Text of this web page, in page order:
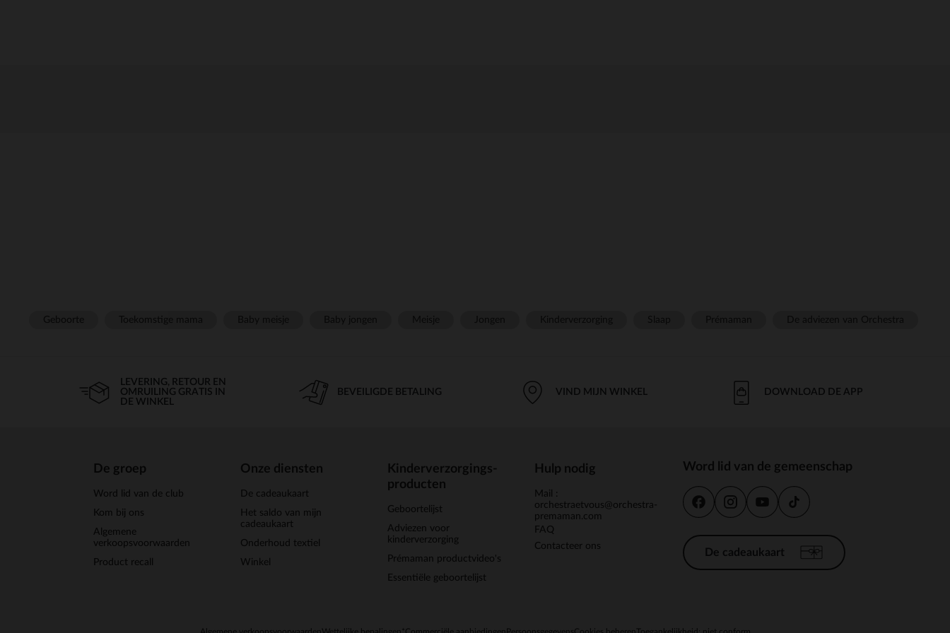
LEVERING, RETOUR EN
OMRUILING GRATIS IN
DE WINKEL
BEVEILIGDE BETALING VIND MIJN WINKEL DOWNLOAD DE APP
De groep
Word lid van de club
Kom bij ons
Algemene
verkoopsvoorwaarden
Product recall
Onze diensten
De cadeaukaart
Het saldo van mijn
cadeaukaart
Onderhoud textiel
Winkel
Kinderverzorgings-
producten
Geboortelijst
Adviezen voor
kinderverzorging
Prémaman productvideo's
Essentiële geboortelijst
Hulp nodig
Mail :
orchestraetvous@orchestra-
premaman.com
FAQ
Contacteer ons
Word lid van de gemeenschap
De cadeaukaart